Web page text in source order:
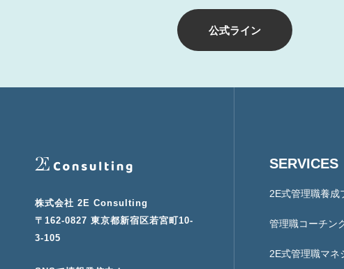
公式ライン
株式会社 2E Consulting
〒162-0827 東京都新宿区若宮町10-
3-105
SERVICES
2E式管理職養成
管理職コーチン
2E式管理職マネ